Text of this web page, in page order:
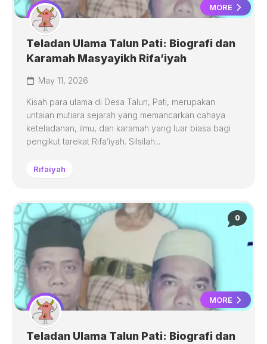
MORE
Teladan Ulama Talun Pati: Biografi dan
Karamah Masyayikh Rifa’iyah
May 11, 2026
Kisah para ulama di Desa Talun, Pati, merupakan
untaian mutiara sejarah yang memancarkan cahaya
keteladanan, ilmu, dan karamah yang luar biasa bagi
pengikut tarekat Rifa’iyah. Silsilah...
Rifaiyah
0
MORE
Teladan Ulama Talun Pati: Biografi dan